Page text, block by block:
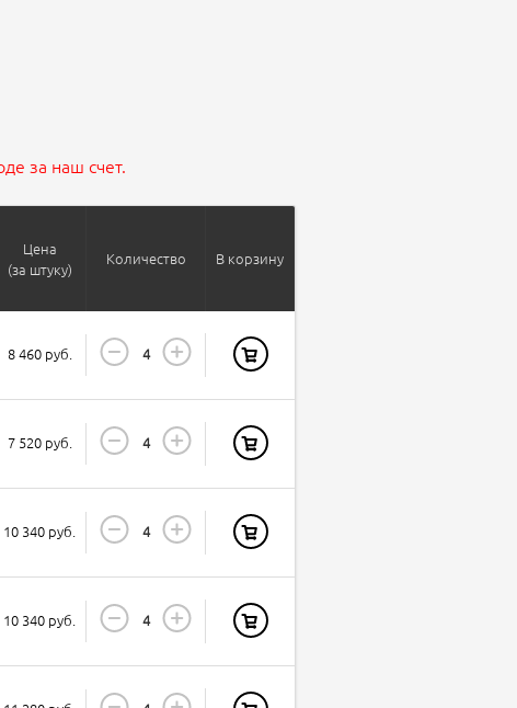
за наш счет.
Цена
(за штуку)
Количество В корзину
8 460 руб.
7 520 руб.
10 340 руб.
10 340 руб.